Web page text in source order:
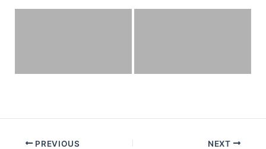
PREVIOUS NEXT